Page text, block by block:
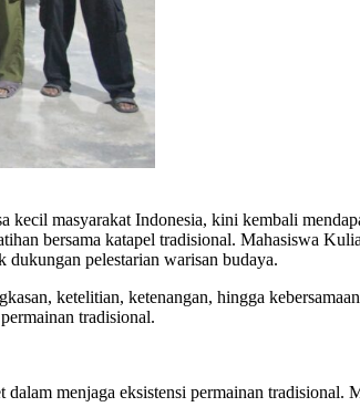
masyarakat Indonesia, kini kembali
bersama katapel tradisional. Mahasiswa
pelestarian warisan budaya.
ketelitian, ketenangan, hingga
tradisional.
menjaga eksistensi permainan